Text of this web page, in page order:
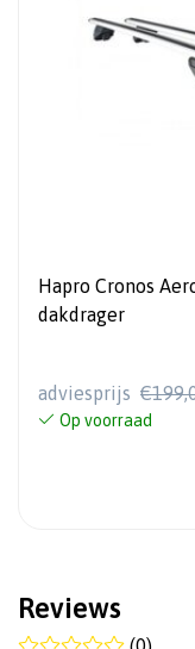
Hapro Cronos Aero 3 -
dakdrager
adviesprijs
Op voorraad
Reviews